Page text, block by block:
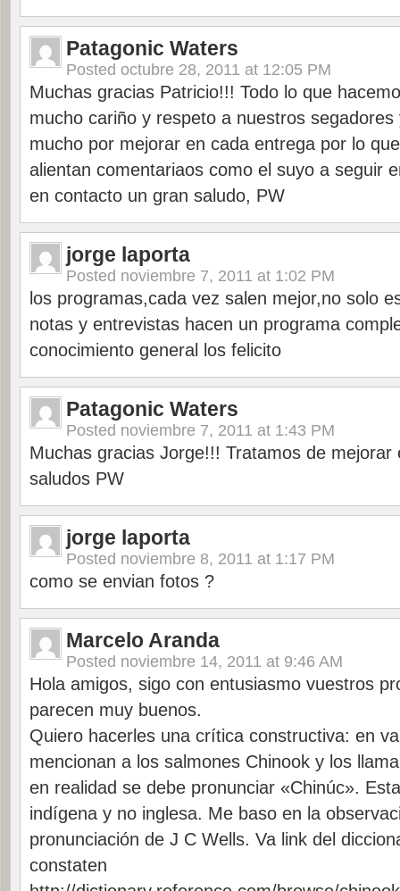
Patagonic Waters
Posted octubre 28, 2011 at 12:05 PM
Muchas gracias Patricio!!! Todo lo que
mucho cariño y respeto a nuestros
mucho por mejorar en cada entrega por lo
alientan comentariaos como el suyo a seguir
en contacto un gran saludo, PW
jorge laporta
Posted noviembre 7, 2011 at 1:02 PM
los programas,cada vez salen mejor,no solo
notas y entrevistas hacen un programa
conocimiento general los felicito
Patagonic Waters
Posted noviembre 7, 2011 at 1:43 PM
Muchas gracias Jorge!!! Tratamos de mejorar
saludos PW
jorge laporta
Posted noviembre 8, 2011 at 1:17 PM
como se envian fotos ?
Marcelo Aranda
Posted noviembre 14, 2011 at 9:46 AM
Hola amigos, sigo con entusiasmo vuestros
parecen muy buenos.
Quiero hacerles una crítica constructiva: en
mencionan a los salmones Chinook y los
en realidad se debe pronunciar «Chinúc».
indígena y no inglesa. Me baso en la
pronunciación de J C Wells. Va link del
constaten